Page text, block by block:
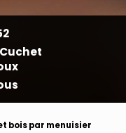
bois par menuisier